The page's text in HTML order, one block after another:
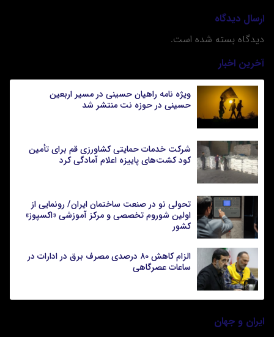
ارسال دیدگاه
دیدگاه بسته شده است.
آخرین اخبار
ویژه نامه راهیان حسینی در مسیر اربعین
حسینی در حوزه نت منتشر شد
شرکت خدمات حمایتی کشاورزی قم برای تأمین
کود کشت‌های پاییزه اعلام آمادگی کرد
تحولی نو در صنعت ساختمان ایران/ رونمایی از
اولین شوروم تخصصی و مرکز آموزشی «اکسپوز»
کشور
الزام کاهش ۸۰ درصدی مصرف برق در ادارات در
ساعات عصرگاهی
ایران و جهان